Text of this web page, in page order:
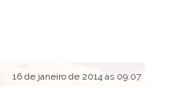
16 de janeiro de 2014 às 09:07